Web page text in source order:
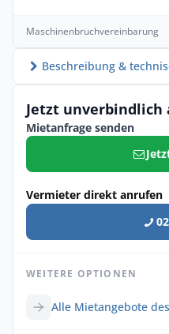
Maschinenbruchvereinbarung
Beschreibung &
Jetzt unverbindlich
Mietanfrage senden
Vermieter direkt anrufen
WEITERE OPTIONEN
Alle Mietangebote